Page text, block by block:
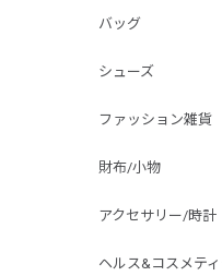
バッグ
シューズ
ファッション雑貨
財布/小物
アクセサリー/時計
ヘルス&コスメテ